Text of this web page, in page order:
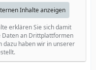
Inhalte anzeigen
erklären Sie sich damit
Daten an Drittplattformen
haben wir in unserer